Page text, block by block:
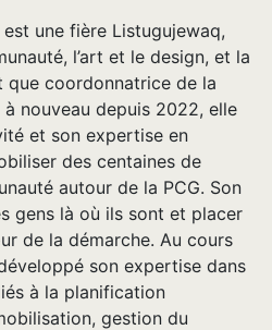
une fière Listugujewaq,
l’art et le design, et la
que coordonnatrice de la
nouveau depuis 2022, elle
et son expertise en
des centaines de
autour de la PCG. Son
gens là où ils sont et placer
de la démarche. Au cours
son expertise dans
à la planification
gestion du